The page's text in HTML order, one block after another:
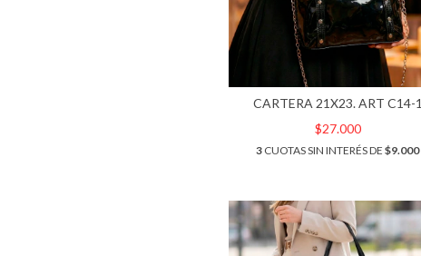
CARTERA 21X23. ART C14-1
$27.000
3 CUOTAS SIN INTERÉS DE$9.000